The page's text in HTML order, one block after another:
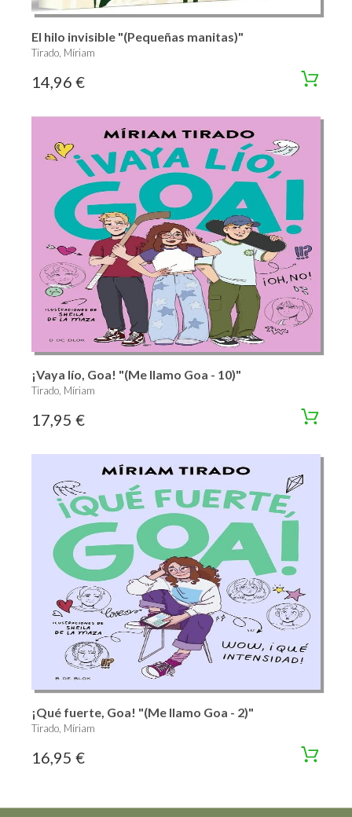
El hilo invisible "(Pequeñas manitas)"
Tirado, Míriam
14,96 €
¡Vaya lío, Goa! "(Me llamo Goa - 10)"
Tirado, Míriam
17,95 €
¡Qué fuerte, Goa! "(Me llamo Goa - 2)"
Tirado, Míriam
16,95 €